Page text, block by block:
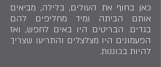
כאן בחוף את העולים, בלילה, מביאים
אותם הביתה ומיד מחליפים להם
בגדים. הבריטים היו באים לחפש, ואז
הפעמונים היו מצלצלים והתריעו שצריך
להיות בכוננות.